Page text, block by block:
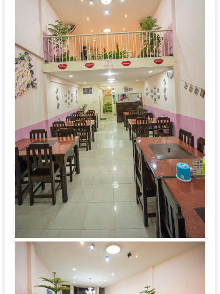
กับ
PING
FAI
FESTIVAL
2
–
ช็อป
ฟิน
กิน
เพลิน
HFG
E-
NEWS
GAME
(SABAI
SEAFOOD)
HOMEPRO
2017
เชียงใหม่